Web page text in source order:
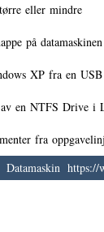
eller mindre
på
XP fra en
en NTFS Drive i
fra
https://